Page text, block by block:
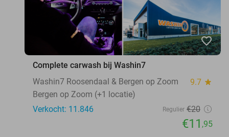
favorite_border
Complete carwash bij Washin7
Washin7 Roosendaal & Bergen op Zoom
9.7 star
Bergen op Zoom (+1 locatie)
Verkocht: 11.846
Regulier €20
€11 ,95